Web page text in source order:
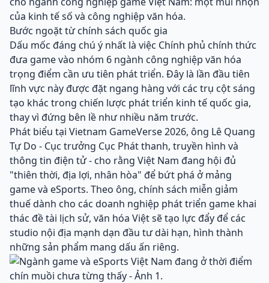
của kinh tế số và công nghiệp văn hóa.
Bước ngoặt từ chính sách quốc gia
Dấu mốc đáng chú ý nhất là việc Chính phủ chính thức
đưa game vào nhóm 6 ngành công nghiệp văn hóa
trọng điểm cần ưu tiên phát triển. Đây là lần đầu tiên
lĩnh vực này được đặt ngang hàng với các trụ cột sáng
tạo khác trong chiến lược phát triển kinh tế quốc gia,
thay vì đứng bên lề như nhiều năm trước.
Phát biểu tại Vietnam GameVerse 2026, ông Lê Quang
Tự Do - Cục trưởng Cục Phát thanh, truyền hình và
thông tin điện tử - cho rằng Việt Nam đang hội đủ
"thiên thời, địa lợi, nhân hòa" để bứt phá ở mảng
game và eSports. Theo ông, chính sách miễn giảm
thuế dành cho các doanh nghiệp phát triển game khai
thác đề tài lịch sử, văn hóa Việt sẽ tạo lực đẩy để các
studio nội địa mạnh dạn đầu tư dài hạn, hình thành
những sản phẩm mang dấu ấn riêng.